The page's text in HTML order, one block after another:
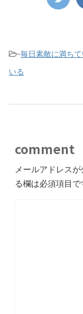
-毎日素敵に満ち
いる
comment
メールアドレス
る欄は必須項目で